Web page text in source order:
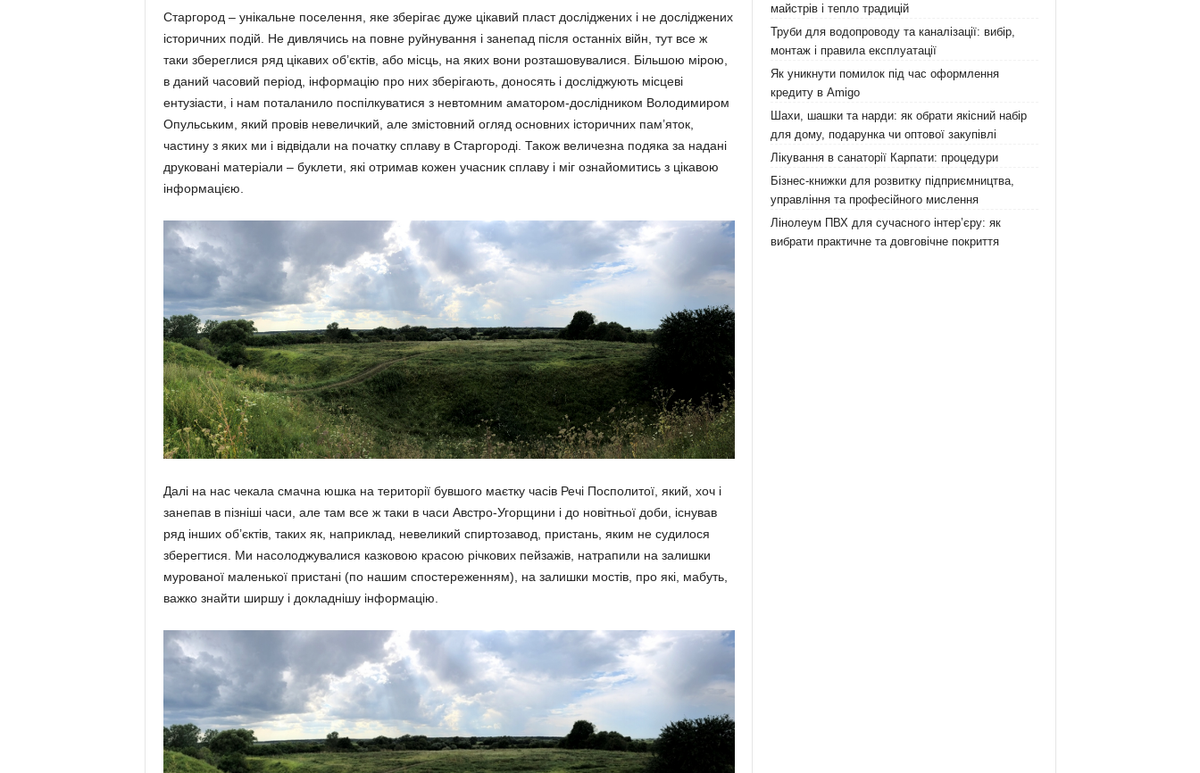
Старгород – унікальне поселення, яке зберігає дуже цікавий пласт дослід­жених і не досліджених
історичних по­дій. Не див­лячись на повне руйну­вання і занепад після останніх війн, тут все ж
таки збереглися ряд цікавих об’єктів, або місць, на яких вони розта­шо­вувалися. Більшою мірою,
в даний часовий період, інформацію про них зберігають, доносять і досліджують міс­цеві
ентузіасти, і нам поталанило пос­піл­куватися з невтомним аматором-дослідником Воло­ди­миром
Опульським, який провів неве­личкий, але змістовний огляд основних історичних пам’яток,
частину з яких ми і відвідали на початку сплаву в Стар­городі. Також величезна подяка за на­дані
друковані матеріали – буклети, які отри­мав кожен учасник сплаву і міг ознайомитись з цікавою
інформацією.
Далі на нас чекала смачна юшка на те­ри­торії бувшого ма­єтку часів Речі Пос­политої, який, хоч і
занепав в пізніші часи, але там все ж таки в часи Авс­тро-Угорщини і до но­вітньої доби, іс­ну­вав
ряд інших об’єк­тів, таких як, наприклад, неве­ликий спиртозавод, пристань, яким не судилося
зберег­тися. Ми насолод­жувалися казковою красою річкових пейзажів, натрапили на залишки
муро­ваної маленької пристані (по нашим спостере­женням), на залишки мостів, про які, мабуть,
важко знайти ширшу і докладнішу інфор­мацію.
майстрів і тепло традицій
Труби для водопроводу та каналізації: вибір,
монтаж і правила експлуатації
Як уникнути помилок під час оформлення
кредиту в Amigo
Шахи, шашки та нарди: як обрати якісний набір
для дому, подарунка чи оптової закупівлі
Лікування в санаторії Карпати: процедури
Бізнес-книжки для розвитку підприємництва,
управління та професійного мислення
Лінолеум ПВХ для сучасного інтер’єру: як
вибрати практичне та довговічне покриття